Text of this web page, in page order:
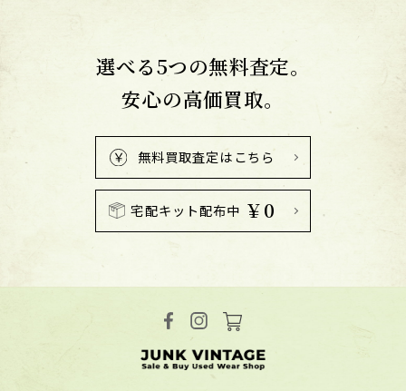
選べる5つの無料査定。
安心の高価買取。
無料買取査定はこちら
宅配キット配布中 ￥0